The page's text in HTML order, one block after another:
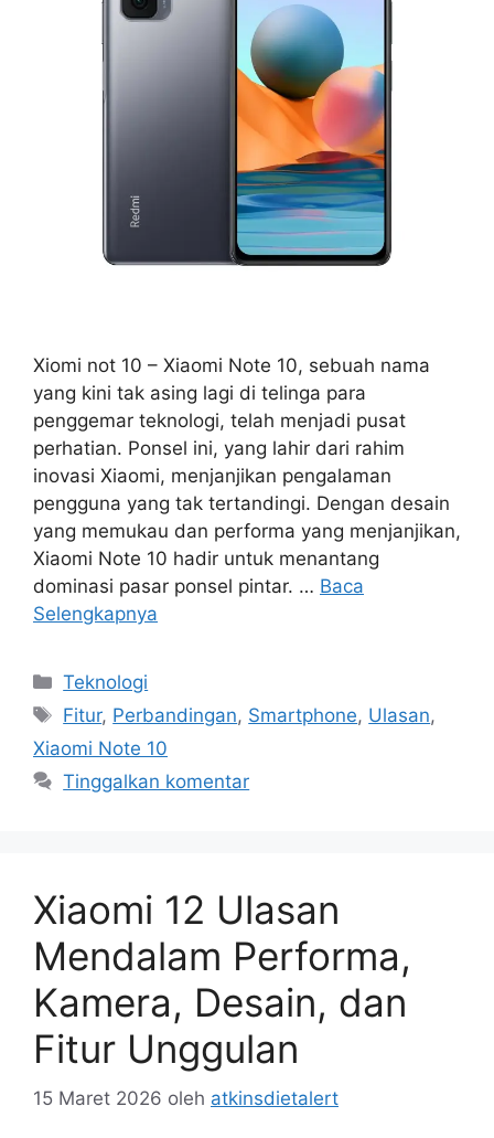
Xiomi not 10 – Xiaomi Note 10, sebuah nama
yang kini tak asing lagi di telinga para
penggemar teknologi, telah menjadi pusat
perhatian. Ponsel ini, yang lahir dari rahim
inovasi Xiaomi, menjanjikan pengalaman
pengguna yang tak tertandingi. Dengan desain
yang memukau dan performa yang menjanjikan,
Xiaomi Note 10 hadir untuk menantang
dominasi pasar ponsel pintar. … Baca
Selengkapnya
Kategori
Teknologi
Tag
Fitur, Perbandingan, Smartphone, Ulasan,
Xiaomi Note 10
Tinggalkan komentar
Xiaomi 12 Ulasan
Mendalam Performa,
Kamera, Desain, dan
Fitur Unggulan
15 Maret 2026 oleh atkinsdietalert